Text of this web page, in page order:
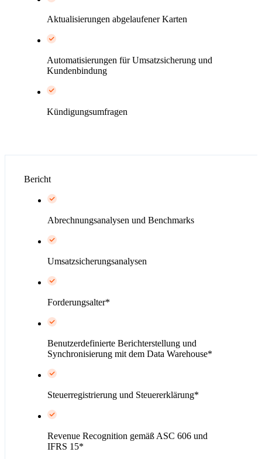
Aktualisierungen abgelaufener Karten
Automatisierungen für Umsatzsicherung und
Kundenbindung
Kündigungsumfragen
Bericht
Abrechnungsanalysen und Benchmarks
Umsatzsicherungsanalysen
Forderungsalter*
Benutzerdefinierte Berichterstellung und
Synchronisierung mit dem Data Warehouse*
Steuerregistrierung und Steuererklärung*
Revenue Recognition gemäß ASC 606 und
IFRS 15*